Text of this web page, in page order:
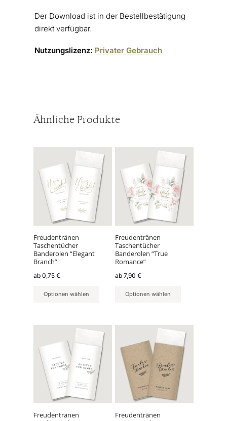
Der Download ist in der Bestellbestätigung
direkt verfügbar.
Nutzungslizenz: Privater Gebrauch
Ähnliche Produkte
Freudentränen
Taschentücher
Banderolen “Elegant
Branch”
ab 0,75 €
Optionen wählen
Produkt
weist
mehrere
Varianten
Optionen
können
auf
der
gewählt
werden
Freudentränen
Taschentücher
Banderolen “True
Romance”
ab7,90€
Optionen wählen
Produkt
weist
mehrere
Varianten
Optionen
können
auf
der
gewählt
werden
Freudentränen
Produkt
weist
mehrere
Varianten
Optionen
können
Freudentränen
Produkt
weist
mehrere
Varianten
Optionen
können